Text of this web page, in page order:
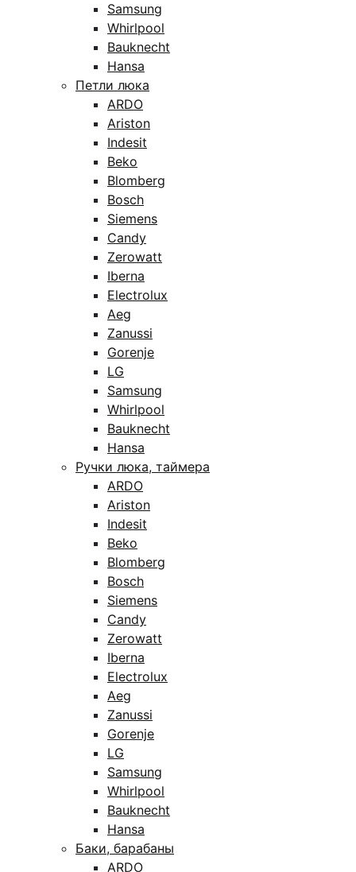
Samsung
Whirlpool
Bauknecht
Hansa
Петли люка
ARDO
Ariston
Indesit
Beko
Blomberg
Bosch
Siemens
Candy
Zerowatt
Iberna
Electrolux
Aeg
Zanussi
Gorenje
LG
Samsung
Whirlpool
Bauknecht
Hansa
Ручки люка, таймера
ARDO
Ariston
Indesit
Beko
Blomberg
Bosch
Siemens
Candy
Zerowatt
Iberna
Electrolux
Aeg
Zanussi
Gorenje
LG
Samsung
Whirlpool
Bauknecht
Hansa
Баки, барабаны
ARDO